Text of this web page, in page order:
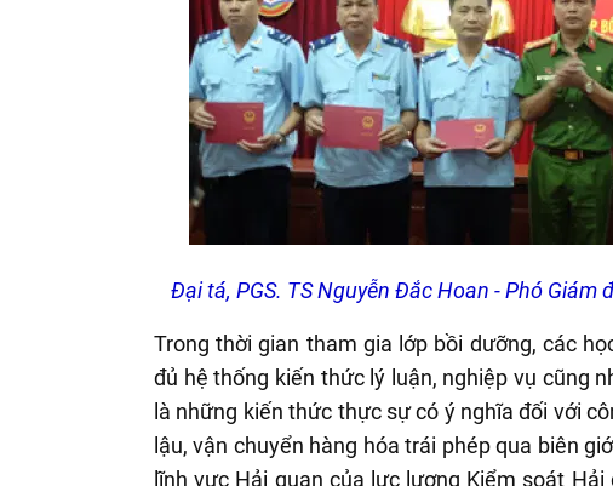
Đại tá, PGS. TS Nguyễn Đắc Hoan - Phó
Trong thời gian tham gia lớp bồi dưỡng, các
đủ hệ thống kiến thức lý luận, nghiệp vụ cũng
là những kiến thức thực sự có ý nghĩa đối với
lậu, vận chuyển hàng hóa trái phép qua biên
lĩnh vực Hải quan của lực lượng Kiểm soát